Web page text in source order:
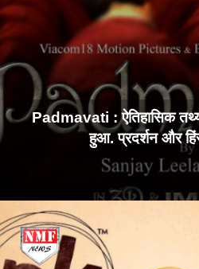
Padmavati : ऐतिहासिक
हुआ. प्रदर्शन और